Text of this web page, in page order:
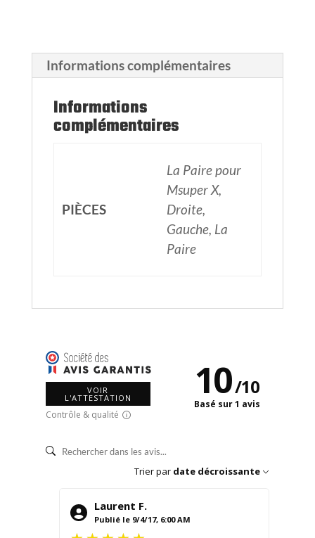
Informations complémentaires
Informations
complémentaires
PIÈCES
La Paire pour
Msuper X,
Droite,
Gauche, La
Paire
VOIR
L'ATTESTATION
Contrôle & qualité
10/10
Basé sur 1 avis
Trier par date décroissante
Laurent F.
Publié le 9/4/17, 6:00 AM